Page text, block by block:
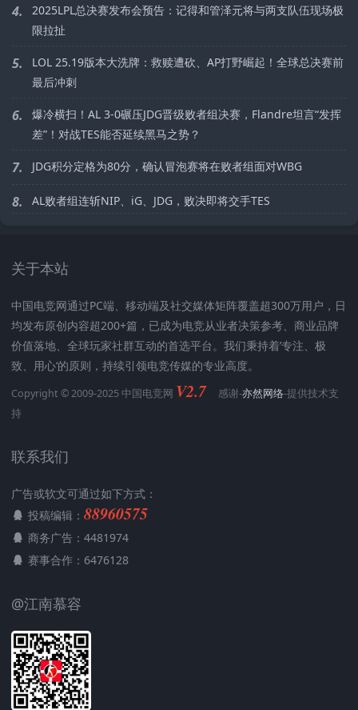
4.
2025LPL总决赛发布会预告：记得和管泽元将与两支队伍现场极
限拉扯
5.
LOL 25.19版本大洗牌：救赎遭砍、AP打野崛起！全球总决赛前
最后冲刺
6.
爆冷横扫！AL 3-0碾压JDG晋级败者组决赛，Flandre坦言“发挥
差”！对战TES能否延续黑马之势？
7. JDG积分定格为80分，确认冒泡赛将在败者组面对WBG
8. AL败者组连斩NIP、iG、JDG，败决即将交手TES
关于本站
中国电竞网通过PC端、移动端及社交媒体矩阵覆盖超300万用户，日
均发布原创内容超200+篇，已成为电竞从业者决策参考、商业品牌
价值落地、全球玩家社群互动的首选平台。我们秉持着’专注、极
致、用心‘的原则，持续引领电竞传媒的专业高度。
Copyright © 2009-2025 中国电竞网 V2.7 感谢-亦然网络-提供技术支
持
联系我们
广告或软文可通过如下方式：
投稿编辑： 88960575
商务广告：4481974
赛事合作：6476128
@江南慕容